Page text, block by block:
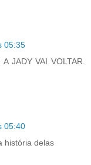
05:35
JADY VAI VOLTAR.
05:40
história delas